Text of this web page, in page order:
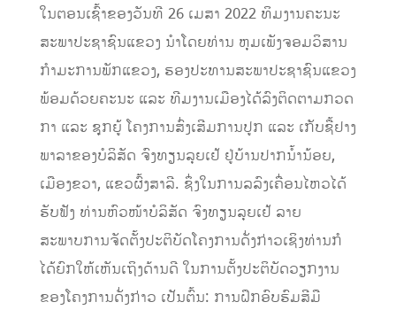
ໃນຕອນເຊົ້າຂອງວັນທີ 26 ເມສາ 2022 ທິມງານຄະນະ
ສະພາປະຊາຊົນແຂວງ ນໍາໂດຍທ່ານ ຫຸມເພັງຈອມວິສານ
ກໍາມະການພັກແຂວງ, ຮອງປະທານສະພາປະຊາຊົນແຂວງ
ພ້ອມດ້ວຍຄະນະ ແລະ ທີມງານເມືອງໄດ້ລົງຕິດຕາມກວດ
ກາ ແລະ ຊຸກຍູ້ ໂຄງການສົ່ງເສີມການປູກ ແລະ ເກັບຊື້ຢາງ
ພາລາຂອງບໍລິສັດ ຈົງທຽນລຸຍເຢ້ ຢູ່ບ້ານປາກນໍ້ານ້ອຍ,
ເມືອງຂວາ, ແຂວຜົ້ງສາລີ. ຊຶ່ງໃນການລລົງເຄື່ອນໄຫວໄດ້
ຮັບຟັງ ທ່ານຫົວໜ້າບໍລິສັດ ຈົງທຽນລຸຍເຢ້ ລາຍ
ສະພາບການຈັດຕັ້ງປະຕິບັດໂຄງການດັ່ງກ່າວເຊິງທ່ານກໍ
ໄດ້ຍົກໃຫ້ເຫັນເຖິງດ້ານດີ ໃນການຕັ້ງປະຕິບັດວຽກງານ
ຂອງໂຄງການດັ່ງກ່າວ ເປັນຕົ້ນ: ການຝຶກອົບຮົມສີມື